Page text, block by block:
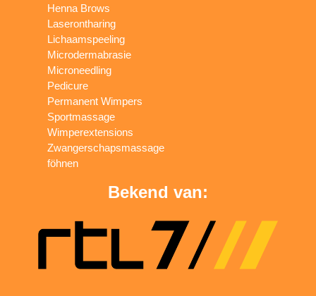
Henna Brows
Laserontharing
Lichaamspeeling
Microdermabrasie
Microneedling
Pedicure
Permanent Wimpers
Sportmassage
Wimperextensions
Zwangerschapsmassage
föhnen
Bekend van: